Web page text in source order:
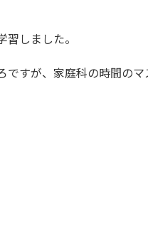
しました。
すが、家庭科の時間の